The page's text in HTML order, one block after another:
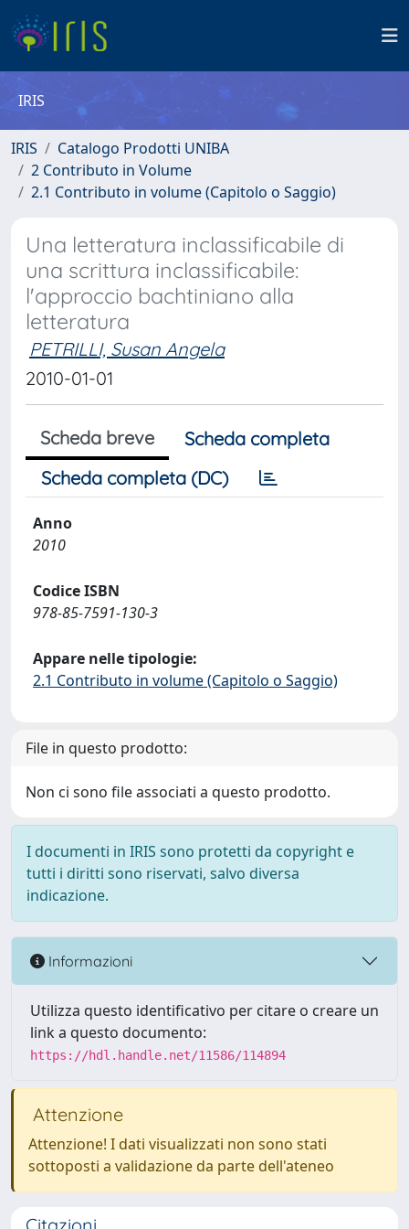
IRIS
IRIS
Catalogo Prodotti UNIBA
2 Contributo in Volume
2.1 Contributo in volume (Capitolo o Saggio)
Una letteratura inclassificabile di
una scrittura inclassificabile:
l'approccio bachtiniano alla
letteratura
PETRILLI, Susan Angela
2010-01-01
Scheda breve
Scheda completa
Scheda completa (DC)
Anno
2010
Codice ISBN
978-85-7591-130-3
Appare nelle tipologie:
2.1 Contributo in volume (Capitolo o Saggio)
File in questo prodotto:
Non ci sono file associati a questo prodotto.
I documenti in IRIS sono protetti da copyright e
tutti i diritti sono riservati, salvo diversa
indicazione.
Informazioni
Utilizza questo identificativo per citare o creare un
link a questo documento:
https://hdl.handle.net/11586/114894
Attenzione
Attenzione! I dati visualizzati non sono stati
sottoposti a validazione da parte dell'ateneo